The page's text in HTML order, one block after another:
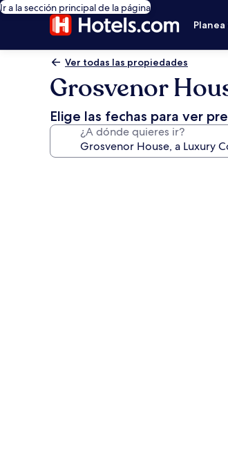
Ir a la sección principal de la página
Ver todas las propiedades
Grosvenor
Elige las fechas para ver
¿A dónde quieres ir?